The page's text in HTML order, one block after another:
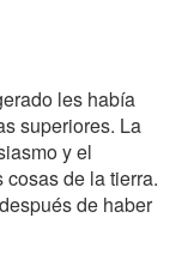
les había
superiores. La
y el
de la tierra.
de haber